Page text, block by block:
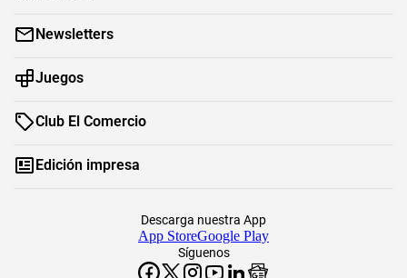
Newsletters
Juegos
Club El Comercio
Edición impresa
Síguenos
Descarga nuestra App
App StoreGoogle Play